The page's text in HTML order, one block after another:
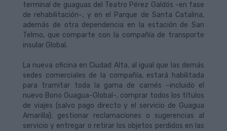
terminal de guaguas del Teatro Pérez Galdós -en fase
de rehabilitación-, y en el Parque de Santa Catalina,
además de otra dependencia en la estación de San
Telmo, que comparte con la compañía de transporte
insular Global.
La nueva oficina en Ciudad Alta, al igual que las demás
sedes comerciales de la compañía, estará habilitada
para tramitar toda la gama de carnés –incluido el
nuevo Bono Guagua-Global-, comprar todos los títulos
de viajes (salvo pago directo y el servicio de Guagua
Amarilla); gestionar reclamaciones o sugerencias al
servicio y entregar o retirar los objetos perdidos en las